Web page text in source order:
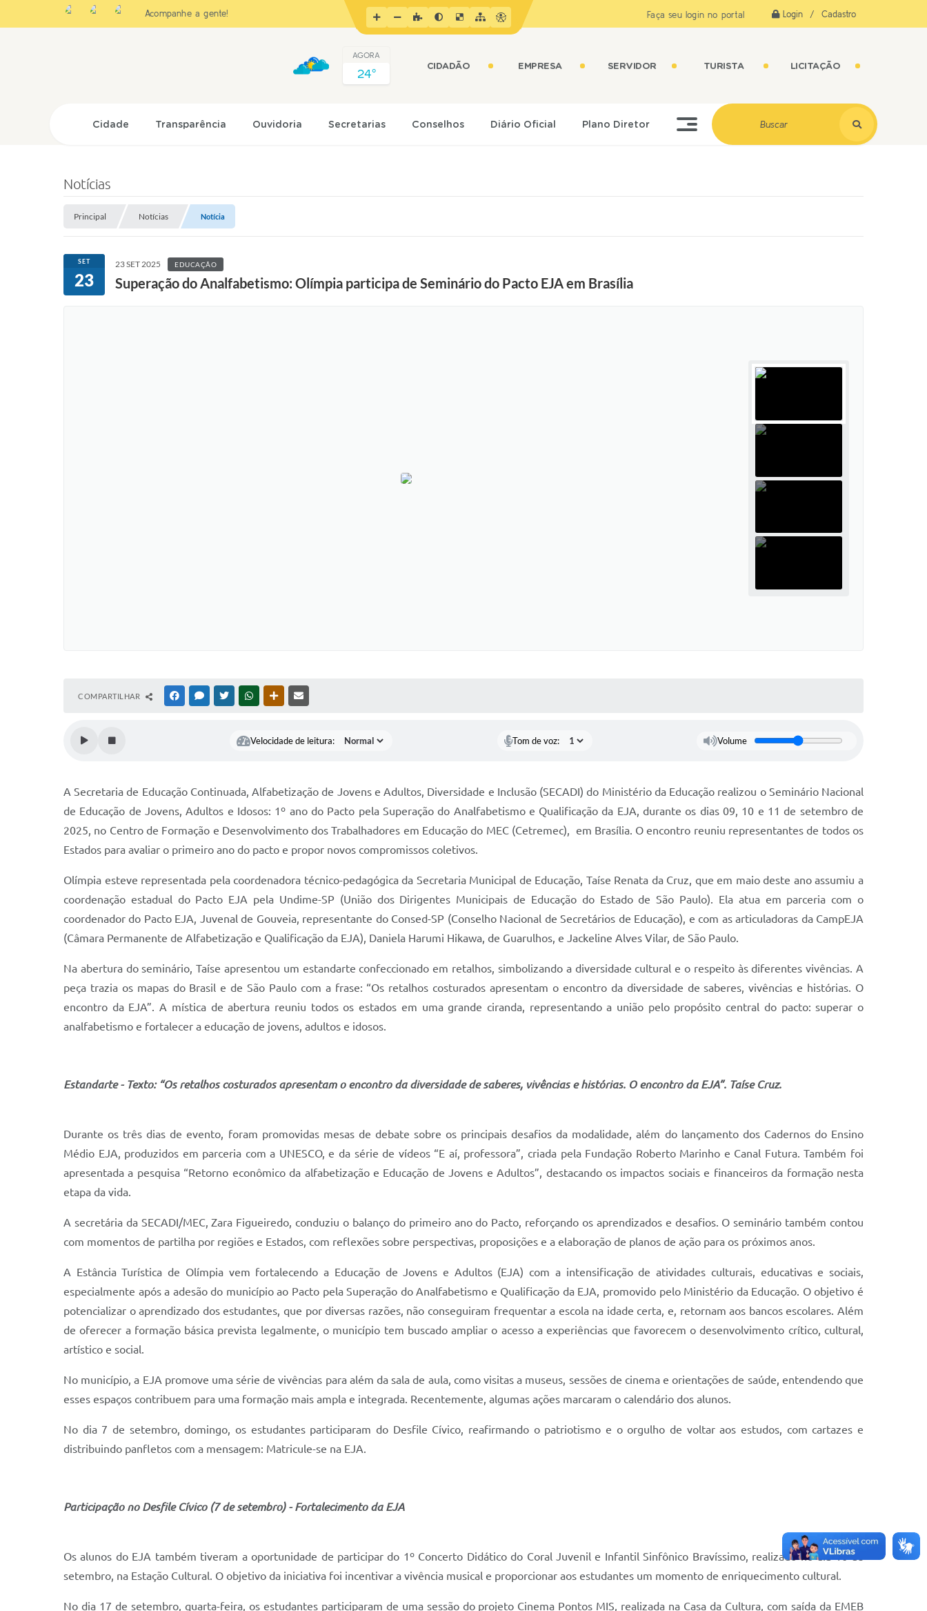
Faça seu login no portal Login / Cadastro
Acompanhe a gente!
CIDADÃO EMPRESA SERVIDOR TURISTA LICITAÇÃO
AGORA
24º
Cidade Transparência Ouvidoria Secretarias Conselhos Diário Oficial Plano Diretor
Notícias
Principal Notícias Notícia
SET
23
23 SET 2025 EDUCAÇÃO
Superação do Analfabetismo: Olímpia participa de Seminário do Pacto EJA em Brasília
COMPARTILHAR FACEBOOKMESSENGER
TWITTERWHATSAPPOUTRAS MÍDIAS
Velocidade de leitura: Tom de voz: Volume
A Secretaria de Educação Continuada, Alfabetização de Jovens e Adultos, Diversidade e Inclusão (SECADI) do Ministério da Educação realizou o Seminário Nacional
de Educação de Jovens, Adultos e Idosos: 1º ano do Pacto pela Superação do Analfabetismo e Qualificação da EJA, durante os dias 09, 10 e 11 de setembro de
2025, no Centro de Formação e Desenvolvimento dos Trabalhadores em Educação do MEC (Cetremec), em Brasília. O encontro reuniu representantes de todos os
Estados para avaliar o primeiro ano do pacto e propor novos compromissos coletivos.
Olímpia esteve representada pela coordenadora técnico-pedagógica da Secretaria Municipal de Educação, Taíse Renata da Cruz, que em maio deste ano assumiu a
coordenação estadual do Pacto EJA pela Undime-SP (União dos Dirigentes Municipais de Educação do Estado de São Paulo). Ela atua em parceria com o
coordenador do Pacto EJA, Juvenal de Gouveia, representante do Consed-SP (Conselho Nacional de Secretários de Educação), e com as articuladoras da CampEJA
(Câmara Permanente de Alfabetização e Qualificação da EJA), Daniela Harumi Hikawa, de Guarulhos, e Jackeline Alves Vilar, de São Paulo.
Na abertura do seminário, Taíse apresentou um estandarte confeccionado em retalhos, simbolizando a diversidade cultural e o respeito às diferentes vivências. A
peça trazia os mapas do Brasil e de São Paulo com a frase: “Os retalhos costurados apresentam o encontro da diversidade de saberes, vivências e histórias. O
encontro da EJA”. A mística de abertura reuniu todos os estados em uma grande ciranda, representando a união pelo propósito central do pacto: superar o
analfabetismo e fortalecer a educação de jovens, adultos e idosos.
Estandarte - Texto: “Os retalhos costurados apresentam o encontro da diversidade de saberes, vivências e histórias. O encontro da EJA”. Taíse Cruz.
Durante os três dias de evento, foram promovidas mesas de debate sobre os principais desafios da modalidade, além do lançamento dos Cadernos do Ensino
Médio EJA, produzidos em parceria com a UNESCO, e da série de vídeos “E aí, professora”, criada pela Fundação Roberto Marinho e Canal Futura. Também foi
apresentada a pesquisa “Retorno econômico da alfabetização e Educação de Jovens e Adultos”, destacando os impactos sociais e financeiros da formação nesta
etapa da vida.
A secretária da SECADI/MEC, Zara Figueiredo, conduziu o balanço do primeiro ano do Pacto, reforçando os aprendizados e desafios. O seminário também contou
com momentos de partilha por regiões e Estados, com reflexões sobre perspectivas, proposições e a elaboração de planos de ação para os próximos anos.
A Estância Turística de Olímpia vem fortalecendo a Educação de Jovens e Adultos (EJA) com a intensificação de atividades culturais, educativas e sociais,
especialmente após a adesão do município ao Pacto pela Superação do Analfabetismo e Qualificação da EJA, promovido pelo Ministério da Educação. O objetivo é
potencializar o aprendizado dos estudantes, que por diversas razões, não conseguiram frequentar a escola na idade certa, e, retornam aos bancos escolares. Além
de oferecer a formação básica prevista legalmente, o município tem buscado ampliar o acesso a experiências que favorecem o desenvolvimento crítico, cultural,
artístico e social.
No município, a EJA promove uma série de vivências para além da sala de aula, como visitas a museus, sessões de cinema e orientações de saúde, entendendo que
esses espaços contribuem para uma formação mais ampla e integrada. Recentemente, algumas ações marcaram o calendário dos alunos.
No dia 7 de setembro, domingo, os estudantes participaram do Desfile Cívico, reafirmando o patriotismo e o orgulho de voltar aos estudos, com cartazes e
distribuindo panfletos com a mensagem: Matricule-se na EJA.
Participação no Desfile Cívico (7 de setembro) - Fortalecimento da EJA
Os alunos do EJA também tiveram a oportunidade de participar do 1º Concerto Didático do Coral Juvenil e Infantil Sinfônico Bravíssimo, realizado no dia 16 de
setembro, na Estação Cultural. O objetivo da iniciativa foi incentivar a vivência musical e proporcionar aos estudantes um momento de enriquecimento cultural.
No dia 17 de setembro, quarta-feira, os estudantes participaram de uma sessão do projeto Cinema Pontos MIS, realizada na Casa da Cultura, com saída da EMEB